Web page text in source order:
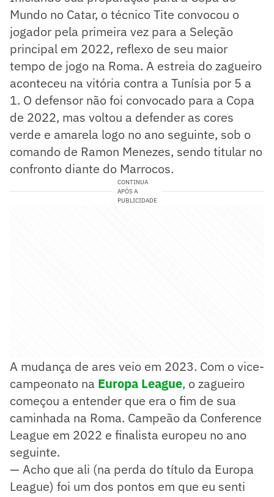
Mundo no Catar, o técnico Tite convocou o
jogador pela primeira vez para a Seleção
principal em 2022, reflexo de seu maior
tempo de jogo na Roma. A estreia do zagueiro
aconteceu na vitória contra a Tunísia por 5 a
1. O defensor não foi convocado para a Copa
de 2022, mas voltou a defender as cores
verde e amarela logo no ano seguinte, sob o
comando de Ramon Menezes, sendo titular no
confronto diante do Marrocos.
CONTINUA
APÓS A
PUBLICIDADE
A mudança de ares veio em 2023. Com o vice-
campeonato na Europa League, o zagueiro
começou a entender que era o fim de sua
caminhada na Roma. Campeão da Conference
League em 2022 e finalista europeu no ano
seguinte.
— Acho que ali (na perda do título da Europa
League) foi um dos pontos em que eu senti